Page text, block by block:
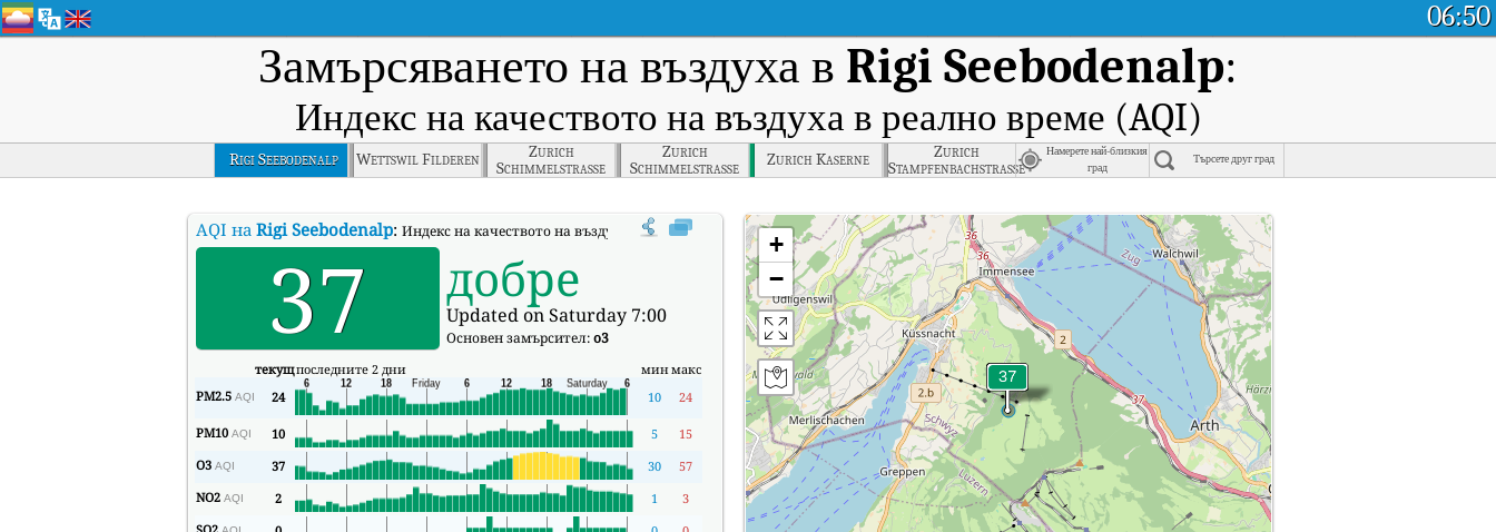
06:50
Замърсяването на въздуха в Rigi Seebodenalp:
Индекс на качеството на въздуха в реално време (AQI)
Rigi Seebodenalp Wettswil Filderen
Zurich
Schimmelstrasse
Zurich
Schimmelstrasse
Zurich Kaserne
Zurich
Stampfenbachstrasse
Намерете най-близкия
град
Търсете друг град
AQI на Rigi Seebodenalp: Индекс на качеството на въздуха в реално време (AQI) на Rigi Seebodenalp.
37 добре
Updated on Saturday 7:00
Основен замърсител:o3
текущпоследните 2 дни минмакс
PM2.5 AQI 24 10 24
PM10 AQI 10 5
15
O3 AQI 37 30
57
NO2 AQI 2 1
3
+
−